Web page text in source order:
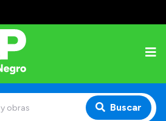
Buscar